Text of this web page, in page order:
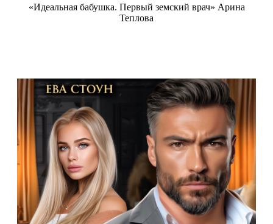
«Идеальная бабушка. Первый земский врач» Арина
Теплова